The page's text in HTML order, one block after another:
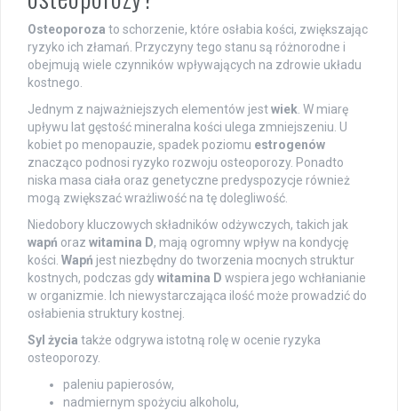
Osteoporoza to schorzenie, które osłabia kości, zwiększając
ryzyko ich złamań. Przyczyny tego stanu są różnorodne i
obejmują wiele czynników wpływających na zdrowie układu
kostnego.
Jednym z najważniejszych elementów jestwiek . W miarę
upływu lat gęstość mineralna kości ulega zmniejszeniu. U
kobiet po menopauzie, spadek poziomu estrogenów
znacząco podnosi ryzyko rozwoju osteoporozy. Ponadto
niska masa ciała oraz genetyczne predyspozycje również
mogą zwiększać wrażliwość na tę dolegliwość.
Niedobory kluczowych składników odżywczych, takich jak
wapń oraz witamina D, mają ogromny wpływ na kondycję
kości. Wapń jest niezbędny do tworzenia mocnych struktur
kostnych, podczas gdywitamina D wspiera jego wchłanianie
w organizmie. Ich niewystarczająca ilość może prowadzić do
osłabienia struktury kostnej.
Syl życia także odgrywa istotną rolę w ocenie ryzyka
osteoporozy.
paleniu papierosów,
nadmiernym spożyciu alkoholu,